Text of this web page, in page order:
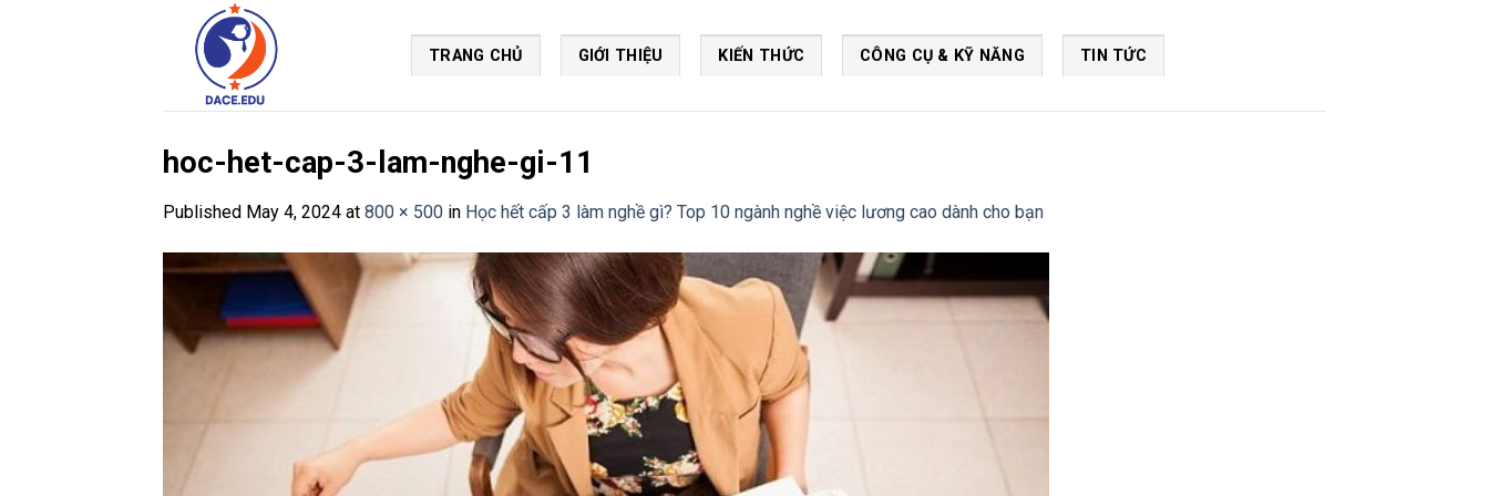
TRANG CHỦ GIỚI THIỆU KIẾN THỨC CÔNG CỤ & KỸ NĂNG TIN TỨC
hoc-het-cap-3-lam-nghe-gi-11
Published May 4, 2024 at 800 × 500 in Học hết cấp 3 làm nghề gì? Top 10 ngành nghề việc lương cao dành cho bạn